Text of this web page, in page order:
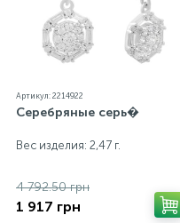
Артикул: 2214922
Серебряные серь�
Вес изделия: 2,47 г.
4 792.50 грн
1 917 грн